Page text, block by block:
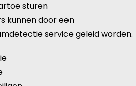
sturen
kunnen door een
service geleid worden.